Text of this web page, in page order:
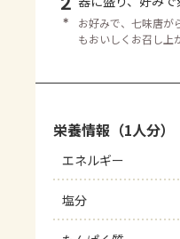
＊
お好みで、七味唐が
もおいしくお召し上
栄養情報（1人分）
エネルギー
塩分